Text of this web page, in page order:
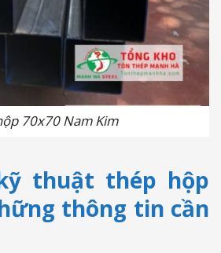
70x70 Nam Kim
thuật thép hộp
thông tin cần